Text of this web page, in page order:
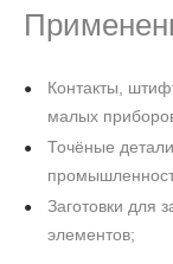
Контакты,
малых
Точёные
Заготовки для
элементов;